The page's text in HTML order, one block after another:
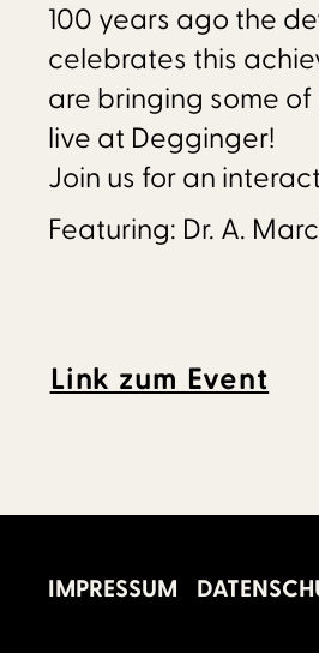
100 years ago the
celebrates this
are bringing some
live at Degginger!
Join us for an
Featuring: Dr. A.
Link zum Event
IMPRESSUM